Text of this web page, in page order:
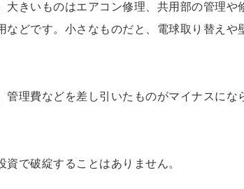
きいものはエアコン修理、共用部の管理や
どです。小さなものだと、電球取り替えや
理費などを差し引いたものがマイナスにな
で破綻することはありません。